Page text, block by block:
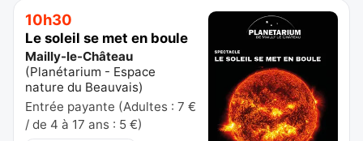
10h30
Le soleil se met en boule
Mailly-le-Château
(Planétarium - Espace
nature du Beauvais)
Entrée payante (Adultes : 7 €
/ de 4 à 17 ans : 5 €)